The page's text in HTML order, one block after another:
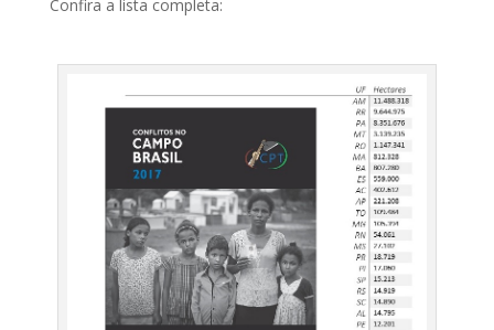
Confira a lista completa: